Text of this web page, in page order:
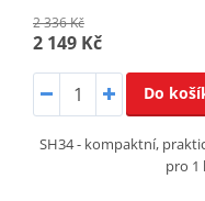
2 336 Kč
2 149 Kč
Do
SH34 - kompaktní,
pro 1